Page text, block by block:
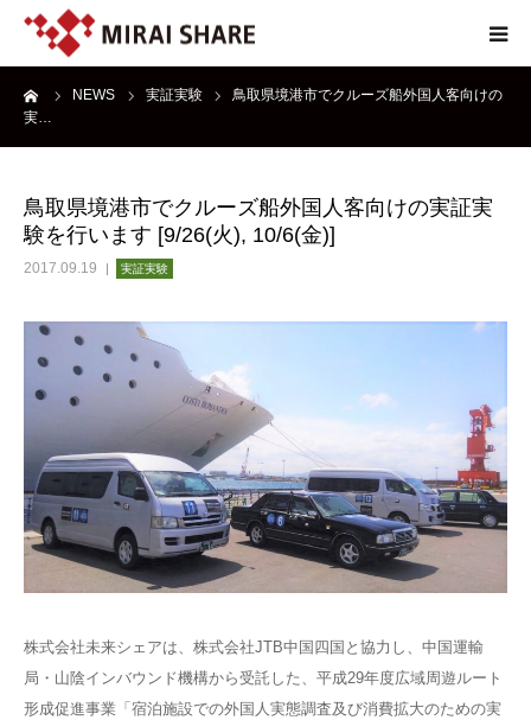
NEWS 実証実験
鳥取県境港市でクルーズ船外国人客向けの
実…
鳥取県境港市でクルーズ船外国人客向けの実証実
験を行います [9/26(火), 10/6(金)]
2017.09.19 実証実験
株式会社未来シェアは、株式会社JTB中国四国と協力し、中国運輸
局・山陰インバウンド機構から受託した、平成29年度広域周遊ルート
形成促進事業「宿泊施設での外国人実態調査及び消費拡大のための実
NEWS
SERVICE
ABOUT